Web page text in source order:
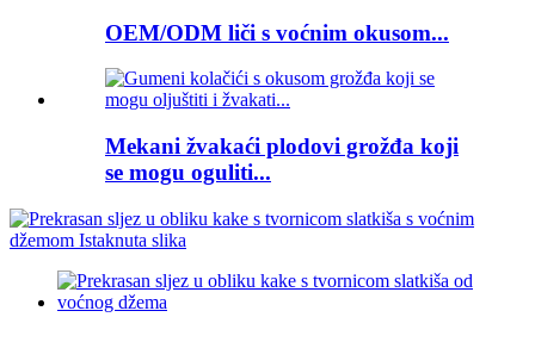
OEM/ODM liči s voćnim okusom...
Mekani žvakaći plodovi grožđa koji
se mogu oguliti...